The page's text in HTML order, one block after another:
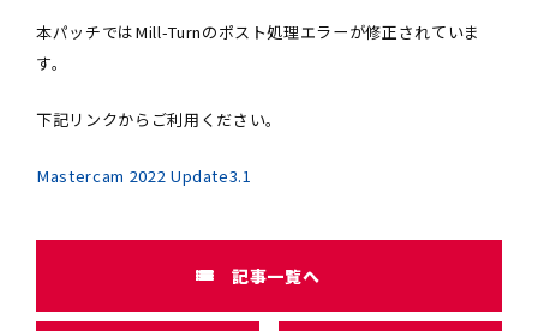
本パッチではMill-Turnのポスト処理エラーが修正されていま
す。
下記リンクからご利用ください。
Mastercam 2022 Update3.1
記事一覧へ